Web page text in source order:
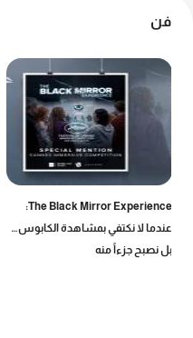
فن
The Black Mirror Experience:
عندما لا نكتفي بمشاهدة الكابوس…
بل نصبح جزءاً منه